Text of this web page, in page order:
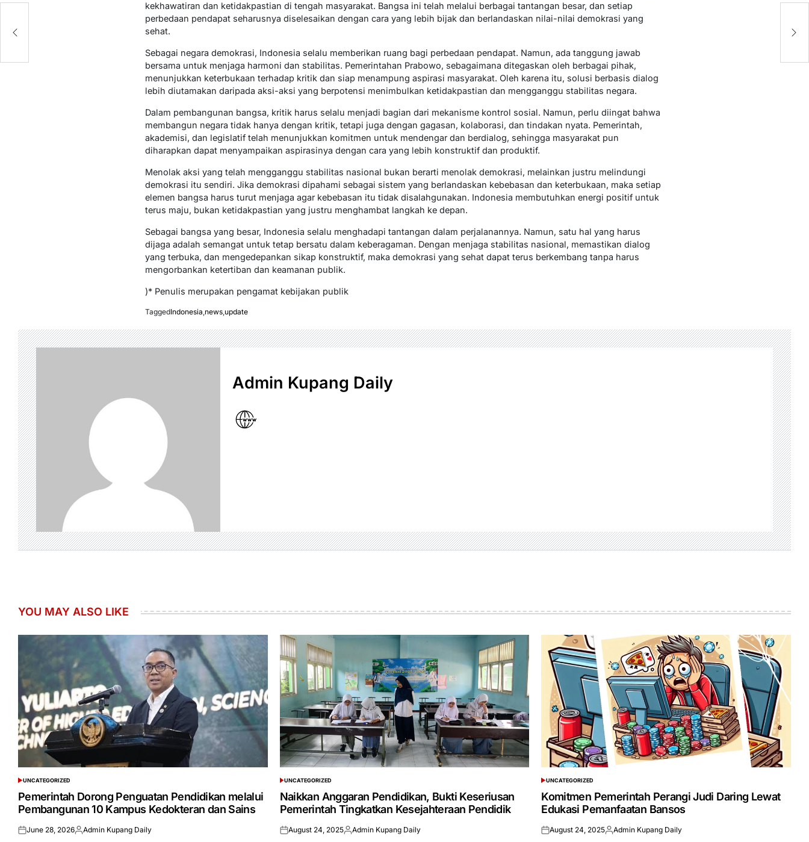
kekhawatiran dan ketidakpastian di tengah masyarakat. Bangsa ini telah melalui berbagai tantangan besar, dan setiap
perbedaan pendapat seharusnya diselesaikan dengan cara yang lebih bijak dan berlandaskan nilai-nilai demokrasi yang
sehat.
Sebagai negara demokrasi, Indonesia selalu memberikan ruang bagi perbedaan pendapat. Namun, ada tanggung jawab
bersama untuk menjaga harmoni dan stabilitas. Pemerintahan Prabowo, sebagaimana ditegaskan oleh berbagai pihak,
menunjukkan keterbukaan terhadap kritik dan siap menampung aspirasi masyarakat. Oleh karena itu, solusi berbasis dialog
lebih diutamakan daripada aksi-aksi yang berpotensi menimbulkan ketidakpastian dan mengganggu stabilitas negara.
Dalam pembangunan bangsa, kritik harus selalu menjadi bagian dari mekanisme kontrol sosial. Namun, perlu diingat bahwa
membangun negara tidak hanya dengan kritik, tetapi juga dengan gagasan, kolaborasi, dan tindakan nyata. Pemerintah,
akademisi, dan legislatif telah menunjukkan komitmen untuk mendengar dan berdialog, sehingga masyarakat pun
diharapkan dapat menyampaikan aspirasinya dengan cara yang lebih konstruktif dan produktif.
Menolak aksi yang telah mengganggu stabilitas nasional bukan berarti menolak demokrasi, melainkan justru melindungi
demokrasi itu sendiri. Jika demokrasi dipahami sebagai sistem yang berlandaskan kebebasan dan keterbukaan, maka setiap
elemen bangsa harus turut menjaga agar kebebasan itu tidak disalahgunakan. Indonesia membutuhkan energi positif untuk
terus maju, bukan ketidakpastian yang justru menghambat langkah ke depan.
Sebagai bangsa yang besar, Indonesia selalu menghadapi tantangan dalam perjalanannya. Namun, satu hal yang harus
dijaga adalah semangat untuk tetap bersatu dalam keberagaman. Dengan menjaga stabilitas nasional, memastikan dialog
yang terbuka, dan mengedepankan sikap konstruktif, maka demokrasi yang sehat dapat terus berkembang tanpa harus
mengorbankan ketertiban dan keamanan publik.
)* Penulis merupakan pengamat kebijakan publik
TaggedIndonesia,news,update
Admin Kupang Daily
YOU MAY ALSO LIKE
POSTED
IN
UNCATEGORIZED
Pemerintah Dorong Penguatan Pendidikan melalui
Pembangunan 10 Kampus Kedokteran dan Sains
Posted
June 28, 2026Posted
Admin Kupang Daily
POSTED
IN
UNCATEGORIZED
Naikkan Anggaran Pendidikan, Bukti Keseriusan
Pemerintah Tingkatkan Kesejahteraan Pendidik
Posted
August 24, 2025Posted
Admin Kupang Daily
POSTED
IN
UNCATEGORIZED
Komitmen Pemerintah Perangi Judi Daring Lewat
Edukasi Pemanfaatan Bansos
Posted
August 24, 2025Posted
Admin Kupang Daily